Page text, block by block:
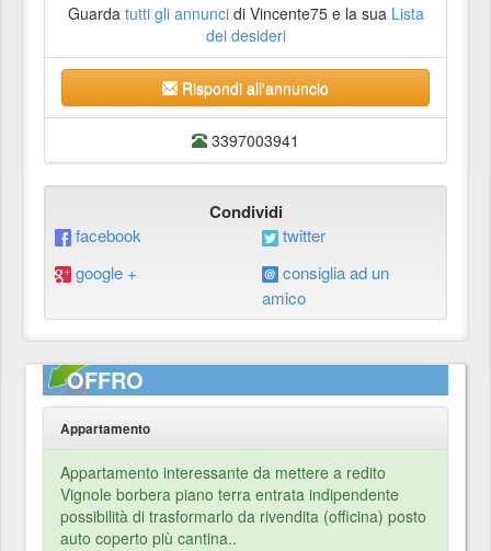
Guarda tutti gli annuncidi Vincente75 e la sua Lista
dei desideri
Rispondi all'annuncio
3397003941
Condividi
facebook
twitter
google +
consiglia ad un
amico
OFFRO
Appartamento
Appartamento interessante da mettere a redito
Vignole borbera piano terra entrata indipendente
possibilità di trasformarlo da rivendita (officina) posto
auto coperto più cantina..